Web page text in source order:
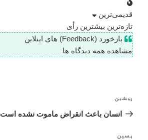
قدیمی‌ترین
تازه‌ترین بیشترین رأی
بازخورد (Feedback) های اینلاین
مشاهده همه دیدگاه ها
پیشین
انسان باعث انقراض ماموت نشده است
پسین